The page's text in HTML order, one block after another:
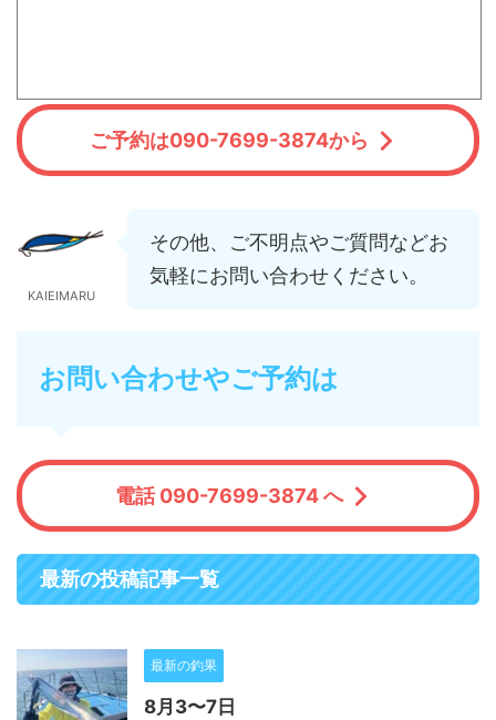
ご予約は090-7699-3874から
KAIEIMARU
その他、ご不明点やご質問などお
気軽にお問い合わせください。
お問い合わせやご予約は
電話 090-7699-3874 へ
最新の投稿記事一覧
最新の釣果
8月3〜7日